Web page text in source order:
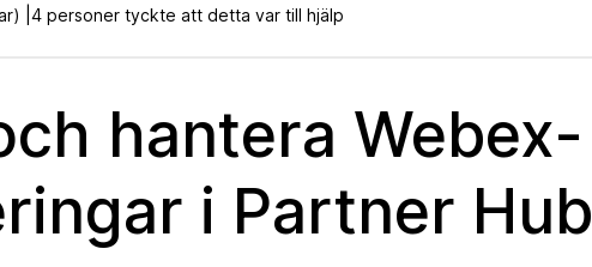
| 4 personer tyckte att detta var till hjälp
hantera Webex-
i Partner Hub